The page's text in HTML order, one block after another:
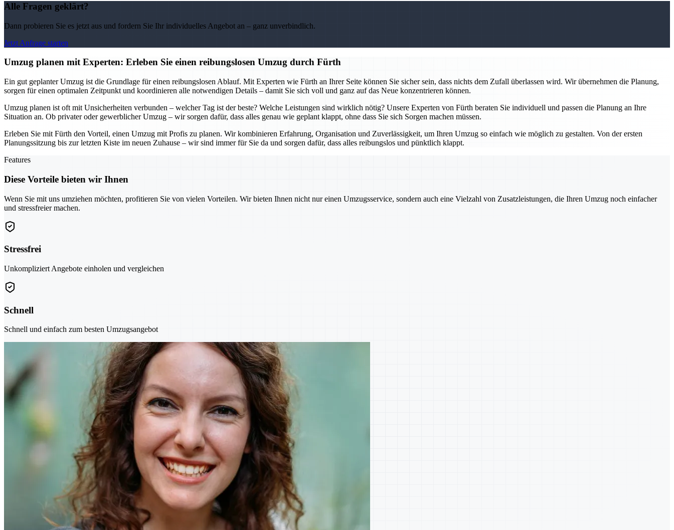
Alle Fragen geklärt?
Dann probieren Sie es jetzt aus und fordern Sie Ihr individuelles Angebot an – ganz unverbindlich.
Jetzt Anfrage starten
Umzug planen mit Experten: Erleben Sie einen reibungslosen Umzug durch Fürth
Ein gut geplanter Umzug ist die Grundlage für einen reibungslosen Ablauf. Mit Experten wie Fürth an Ihrer Seite können Sie sicher sein, dass nichts dem Zufall überlassen wird. Wir übernehmen die Planung,
sorgen für einen optimalen Zeitpunkt und koordinieren alle notwendigen Details – damit Sie sich voll und ganz auf das Neue konzentrieren können.
Umzug planen ist oft mit Unsicherheiten verbunden – welcher Tag ist der beste? Welche Leistungen sind wirklich nötig? Unsere Experten von Fürth beraten Sie individuell und passen die Planung an Ihre
Situation an. Ob privater oder gewerblicher Umzug – wir sorgen dafür, dass alles genau wie geplant klappt, ohne dass Sie sich Sorgen machen müssen.
Erleben Sie mit Fürth den Vorteil, einen Umzug mit Profis zu planen. Wir kombinieren Erfahrung, Organisation und Zuverlässigkeit, um Ihren Umzug so einfach wie möglich zu gestalten. Von der ersten
Planungssitzung bis zur letzten Kiste im neuen Zuhause – wir sind immer für Sie da und sorgen dafür, dass alles reibungslos und pünktlich klappt.
Features
Diese Vorteile bieten wir Ihnen
Wenn Sie mit uns umziehen möchten, profitieren Sie von vielen Vorteilen. Wir bieten Ihnen nicht nur einen Umzugsservice, sondern auch eine Vielzahl von Zusatzleistungen, die Ihren Umzug noch einfacher
und stressfreier machen.
Stressfrei
Unkompliziert Angebote einholen und vergleichen
Schnell
Schnell und einfach zum besten Umzugsangebot